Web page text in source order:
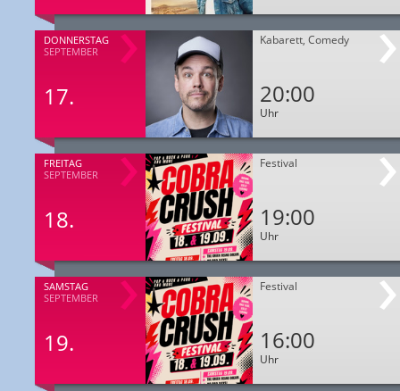
DONNERSTAG
SEPTEMBER
17.
Kabarett, Comedy
20:00
Uhr
FREITAG
SEPTEMBER
18.
Festival
19:00
Uhr
SAMSTAG
SEPTEMBER
19.
Festival
16:00
Uhr